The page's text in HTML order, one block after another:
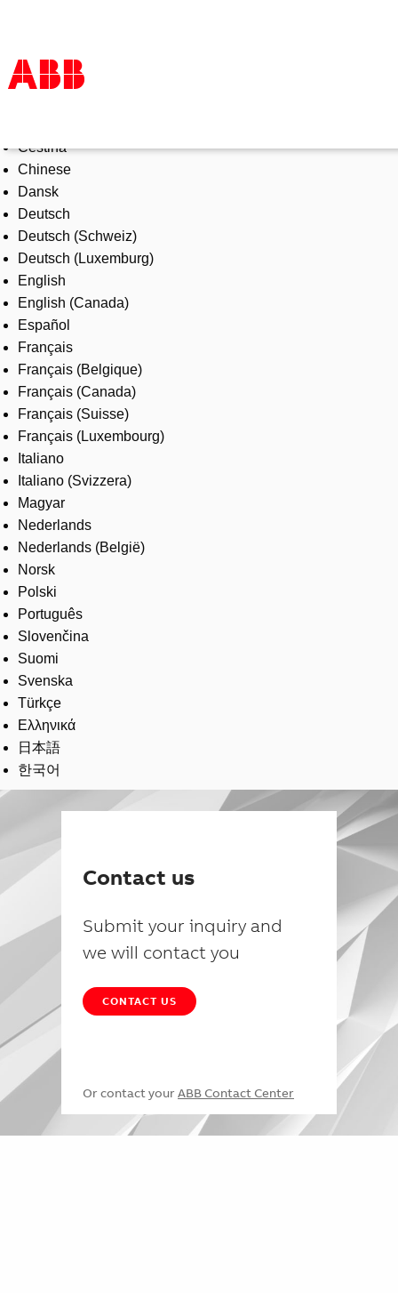
Products & Solutions
Industries
Services
About us
Where to buy
Contact us
Careers
Čeština
Chinese
Dansk
Deutsch
Deutsch (Schweiz)
Deutsch (Luxemburg)
English
English (Canada)
Español
Français
Français (Belgique)
Français (Canada)
Français (Suisse)
Français (Luxembourg)
Italiano
Italiano (Svizzera)
Magyar
Nederlands
Nederlands (België)
Norsk
Polski
Português
Slovenčina
Suomi
Svenska
Türkçe
Ελληνικά
日本語
한국어
Contact us
Submit your inquiry and
we will contact you
CONTACT US
Or contact your ABB Contact Center